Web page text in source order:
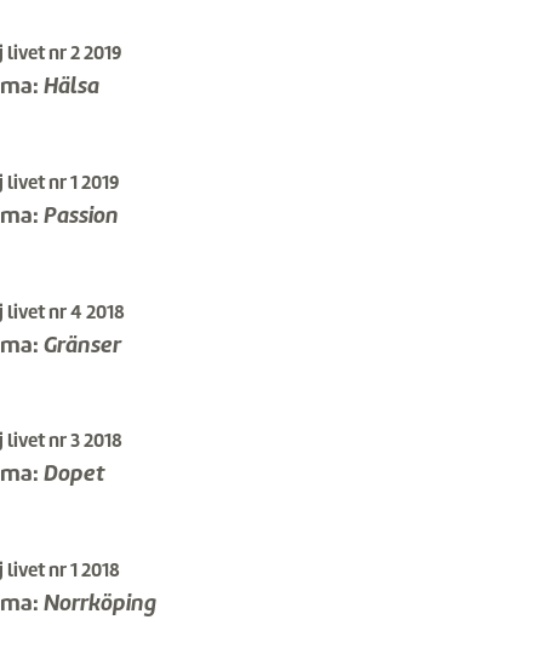
livet nr 2 2019
Hälsa
livet nr 1 2019
Passion
livet nr 4 2018
Gränser
livet nr 3 2018
Dopet
livet nr 1 2018
Norrköping